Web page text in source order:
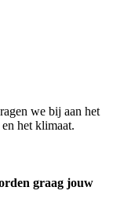
we bij aan het
het klimaat.
graag jouw